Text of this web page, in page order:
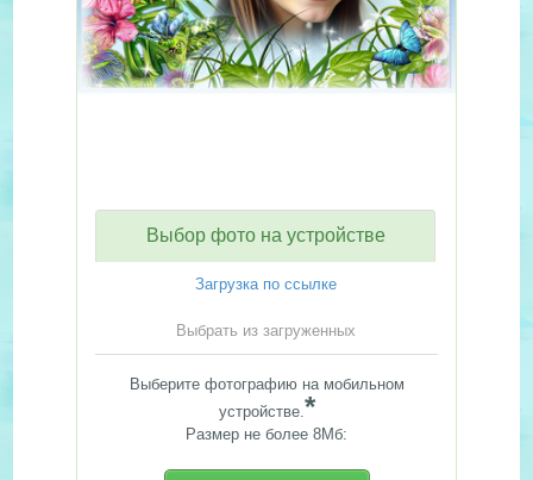
Выбор фото на устройстве
Загрузка по ссылке
Выбрать из загруженных
Выберите фотографию на мобильном
устройстве.*
Размер не более 8Мб: